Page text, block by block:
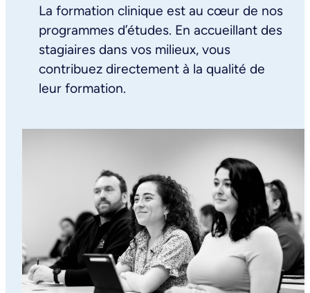
La formation clinique est au cœur de nos
programmes d’études. En accueillant des
stagiaires dans vos milieux, vous
contribuez directement à la qualité de
leur formation.